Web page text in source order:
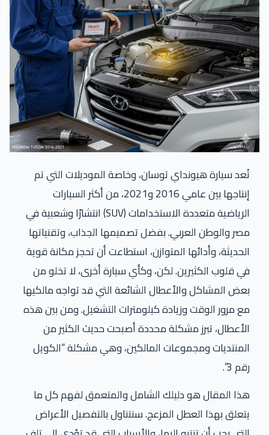
تُعد سيارة هيونداي توسان، وخاصة الموديلات التي تم
إنتاجها بين عامي 2016 و2021، من أكثر السيارات
الرياضية متعددة الاستخدامات (SUV) انتشارًا وشعبية في
مصر والوطن العربي. بفضل تصميمها الجذاب، وتقنياتها
الحديثة، وأدائها المتوازن، استطاعت أن تحجز مكانة قوية
في قلوب الكثيرين. لكن، وكأي سيارة أخرى، لا تخلو من
بعض المشاكل والأعطال الشائعة التي قد تواجه مالكيها
مع مرور الوقت وزيادة كيلومترات التشغيل. ومن بين هذه
الأعطال، تبرز مشكلة محددة أصبحت حديث الكثير من
المنتديات ومجموعات المالكين، وهي مشكلة “الكويل
رقم 3”.
هذا المقال هو دليلك الشامل والمتعمق لفهم كل ما
يتعلق بهذا العطل المزعج. سنتناول بالتفصيل الأعراض